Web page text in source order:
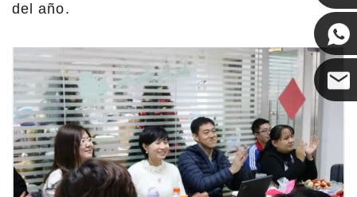
del año.
Kenny
Coco